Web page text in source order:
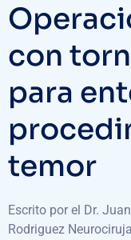
con
para
temor
Escrito por el Dr.
Rodriguez